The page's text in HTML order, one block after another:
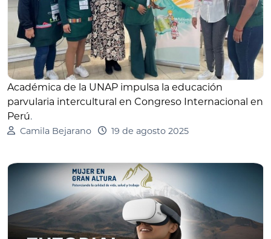
Académica de la UNAP impulsa la educación
parvularia intercultural en Congreso Internacional en
Perú.
Camila Bejarano 19 de agosto 2025